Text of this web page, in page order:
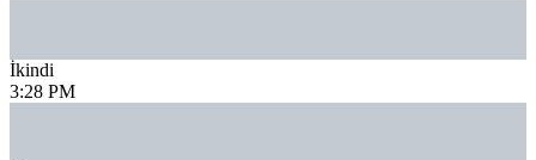
İkindi
3:28 PM